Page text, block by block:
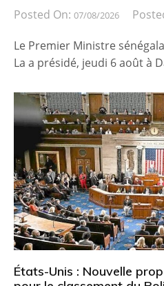
Posted On: 07/08/2026
Le Premier Ministre
La a présidé, jeudi 6 août à
États-Unis : Nouvelle